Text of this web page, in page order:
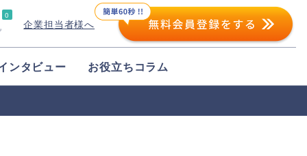
0
企業担当者様へ
ンタビュー お役立ちコラム